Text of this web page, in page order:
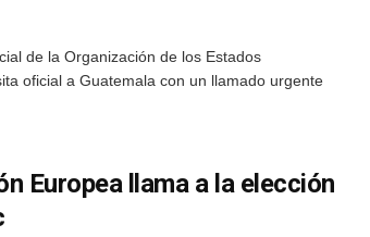
de la Organización de los Estados
oficial a Guatemala con un llamado urgente
Europea llama a la elección